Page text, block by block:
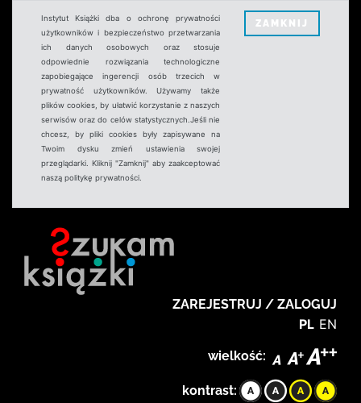
Instytut Książki dba o ochronę prywatności
użytkowników i bezpieczeństwo przetwarzania
ich danych osobowych oraz stosuje
odpowiednie rozwiązania technologiczne
zapobiegające ingerencji osób trzecich w
prywatność użytkowników. Używamy także
plików cookies, by ułatwić korzystanie z naszych
serwisów oraz do celów statystycznych.Jeśli nie
chcesz, by pliki cookies były zapisywane na
Twoim dysku zmień ustawienia swojej
przeglądarki. Kliknij "Zamknij" aby zaakceptować
naszą politykę prywatności.
ZAMKNIJ
ZAREJESTRUJ / ZALOGUJ
PL EN
wielkość:
kontrast: